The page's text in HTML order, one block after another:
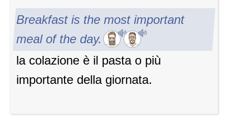
Breakfast is the most important
meal of the day.
la colazione è il pasta o più
importante della giornata.